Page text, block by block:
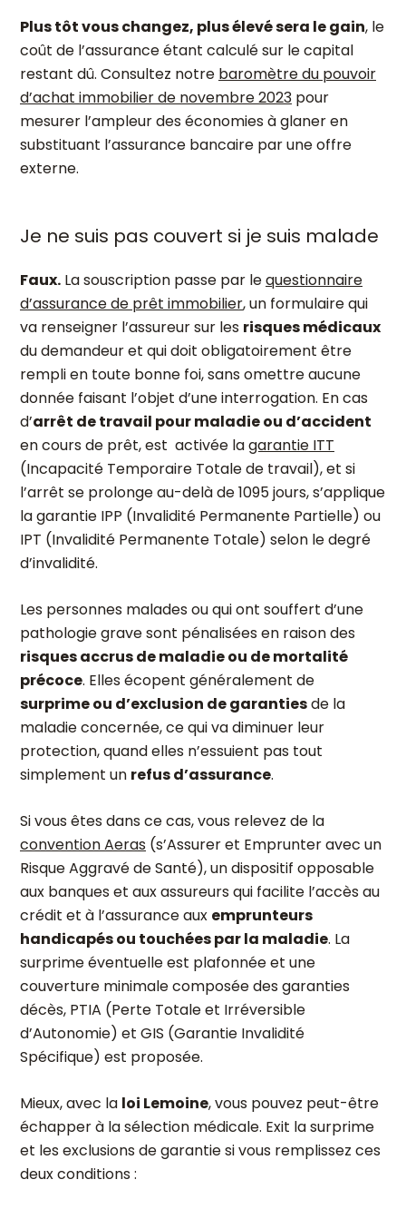
Plus tôt vous changez, plus élevé sera le gain, le
coût de l’assurance étant calculé sur le capital
restant dû. Consultez notre baromètre du pouvoir
d’achat immobilier de novembre 2023 pour
mesurer l’ampleur des économies à glaner en
substituant l’assurance bancaire par une offre
externe.
Je ne suis pas couvert si je suis malade
Faux. La souscription passe par lequestionnaire
d’assurance de prêt immobilier, un formulaire qui
va renseigner l’assureur sur les risques médicaux
du demandeur et qui doit obligatoirement être
rempli en toute bonne foi, sans omettre aucune
donnée faisant l’objet d’une interrogation. En cas
d’arrêt de travail pour maladie ou d’accident
en cours de prêt, est activée lagarantie ITT
(Incapacité Temporaire Totale de travail), et si
l’arrêt se prolonge au-delà de 1095 jours, s’applique
la garantie IPP (Invalidité Permanente Partielle) ou
IPT (Invalidité Permanente Totale) selon le degré
d’invalidité.
Les personnes malades ou qui ont souffert d’une
pathologie grave sont pénalisées en raison des
risques accrus de maladie ou de mortalité
précoce. Elles écopent généralement de
surprime ou d’exclusion de garantiesde la
maladie concernée, ce qui va diminuer leur
protection, quand elles n’essuient pas tout
simplement un refus d’assurance.
Si vous êtes dans ce cas, vous relevez de la
convention Aeras (s’Assurer et Emprunter avec un
Risque Aggravé de Santé), un dispositif opposable
aux banques et aux assureurs qui facilite l’accès au
crédit et à l’assurance aux emprunteurs
handicapés ou touchées par la maladie. La
surprime éventuelle est plafonnée et une
couverture minimale composée des garanties
décès, PTIA (Perte Totale et Irréversible
d’Autonomie) et GIS (Garantie Invalidité
Spécifique) est proposée.
Mieux, avec la loi Lemoine, vous pouvez peut-être
échapper à la sélection médicale. Exit la surprime
et les exclusions de garantie si vous remplissez ces
deux conditions :